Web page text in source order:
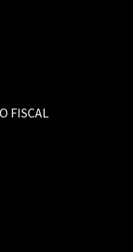
FISCAL